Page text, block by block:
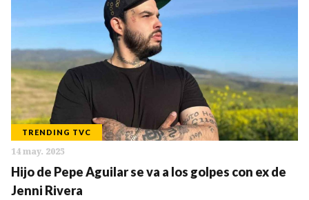
TRENDING TVC
14 may. 2025
Hijo de Pepe Aguilar se va a los golpes con ex de
Jenni Rivera